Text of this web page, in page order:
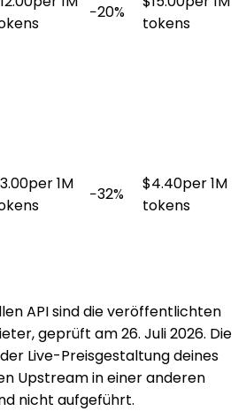
−20%
tokens
3.00per 1M
−32%
$4.40per 1M
tokens
API sind die veröffentlichten
geprüft am 26. Juli 2026. Die
Live-Preisgestaltung deines
Upstream in einer anderen
nicht aufgeführt.